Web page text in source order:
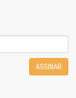
ASSINAR